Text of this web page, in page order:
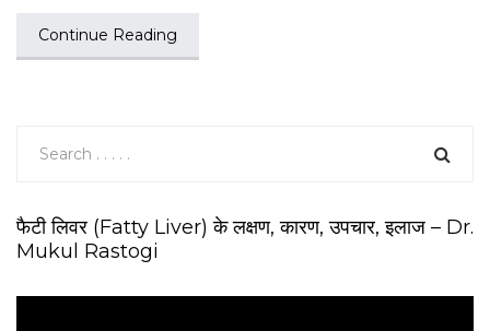
Continue Reading
फैटी लिवर (Fatty Liver) के लक्षण, कारण, उपचार, इलाज – Dr.
Mukul Rastogi